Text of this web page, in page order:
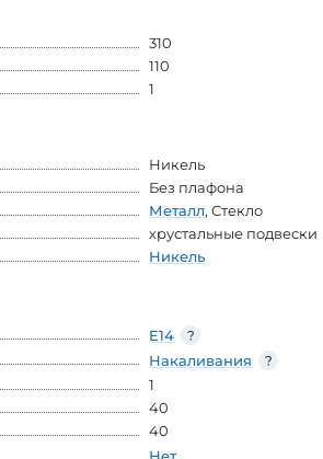
310
110
1
Никель
Без плафона
Металл, Стекло
хрустальные подвески
Никель
E14
Накаливания
1
40
40